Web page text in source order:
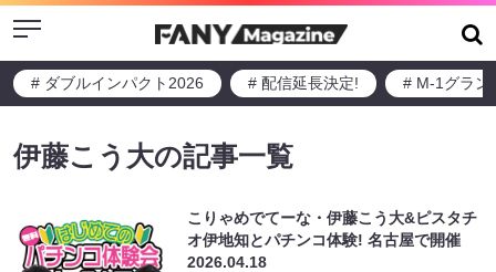
Menu
# ダブルインパクト2026 # 配信延長決定! # M-1グラン
伊藤こう大の記事一覧
こりゃめでてーな・伊藤こう大&ピスタチ
オ伊地知とパチンコ体験! 名古屋で開催
2026.04.18